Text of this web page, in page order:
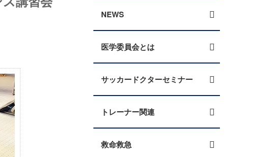
NEWS
医学委員会とは
サッカードクターセミナー
トレーナー関連
救命救急